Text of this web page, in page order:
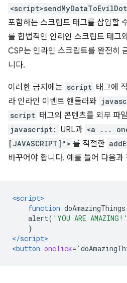
포함하는 스크립트 태그를 삽입할
를 합법적인 인라인 스크립트 태그
CSP는 인라인 스크립트를 완전히
니다.
이러한 금지에는 script 태그에
라 인라인 이벤트 핸들러와
script 태그의 콘텐츠를 외부 파
javascript: URL과 <a ...
[JAVASCRIPT]"> 를 적절한
바꾸어야 합니다. 예를 들어 다음과
<script>
function doAmazingThings
alert( 'YOU ARE AMAZING!'
}
</script>
<button onclick= '